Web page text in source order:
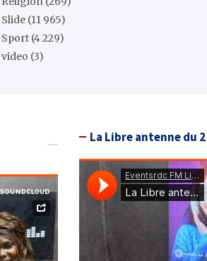
Slide (11 965)
Sport (4 229)
video (3)
La Libre antenne du